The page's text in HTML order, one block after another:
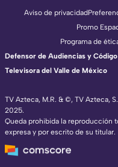
TV Azteca, M.R. & ©, TV Azteca,
2025.
Queda prohibida la reproducción
expresa y por escrito de su titular.
Aviso de privacidad
Promo
Programa de
Defensor de Audiencias y
Televisora del Valle de México